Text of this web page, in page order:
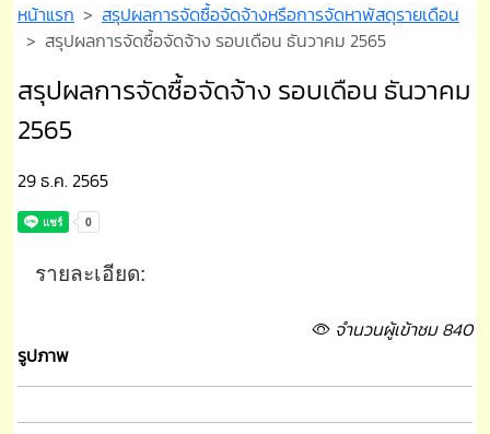
หน้าแรก
สรุปผลการจัดซื้อจัดจ้างหรือการจัดหาพัสดุรายเดือน
สรุปผลการจัดซื้อจัดจ้าง รอบเดือน ธันวาคม 2565
สรุปผลการจัดซื้อจัดจ้าง รอบเดือน ธันวาคม
2565
29 ธ.ค. 2565
รายละเอียด:
จำนวนผู้เข้าชม 840
รูปภาพ